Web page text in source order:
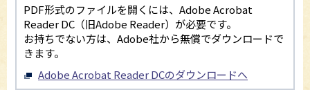
PDF形式のファイルを開くには、Adobe Acrobat
Reader DC（旧Adobe Reader）が必要です。
お持ちでない方は、Adobe社から無償でダウンロードで
きます。
Adobe Acrobat Reader DCのダウンロードへ